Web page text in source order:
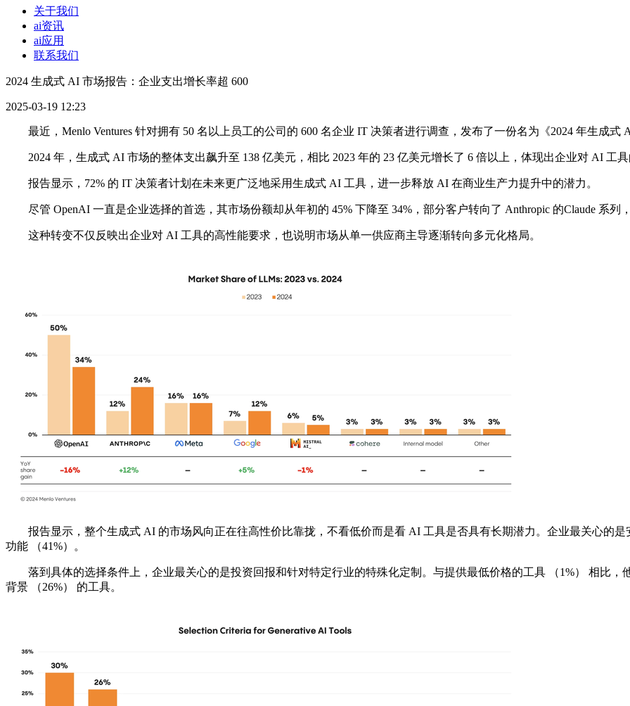
关于我们
ai资讯
ai应用
联系我们
2024 生成式 AI 市场报告：企业支出增长率超 600
2025-03-19 12:23
最近，Menlo Ventures 针对拥有 50 名以上员工的公司的 600 名企业 IT 决策者进行调查，发布了一份名为《2024 年生成式
2024 年，生成式 AI 市场的整体支出飙升至 138 亿美元，相比 2023 年的 23 亿美元增长了 6 倍以上，体现出企业对 AI 工
报告显示，72% 的 IT 决策者计划在未来更广泛地采用生成式 AI 工具，进一步释放 AI 在商业生产力提升中的潜力。
尽管 OpenAI 一直是企业选择的首选，其市场份额却从年初的 45% 下降至 34%，部分客户转向了 Anthropic 的Claude 系列
这种转变不仅反映出企业对 AI 工具的高性能要求，也说明市场从单一供应商主导逐渐转向多元化格局。
报告显示，整个生成式 AI 的市场风向正在往高性价比靠拢，不看低价而是看 AI 工具是否具有长期潜力。企业最关心的是
功能 （41%）。
落到具体的选择条件上，企业最关心的是投资回报和针对特定行业的特殊化定制。与提供最低价格的工具 （1%） 相比，
背景 （26%） 的工具。